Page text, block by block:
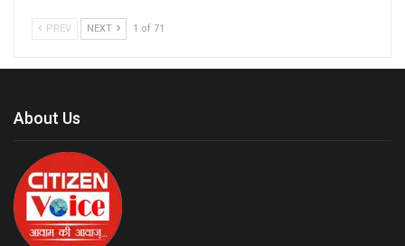
PREV NEXT 1 of 71
About Us